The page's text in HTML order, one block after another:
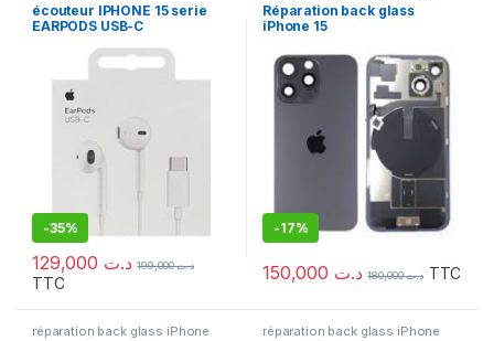
écouteur IPHONE 15 serie
EARPODS USB-C
-35%
د.ت د.ت199,000
TTC
Réparation back glass
iPhone 15
-17%
د.ت د.ت180,000 TTC
réparation back glass iPhone réparation back glass iPhone